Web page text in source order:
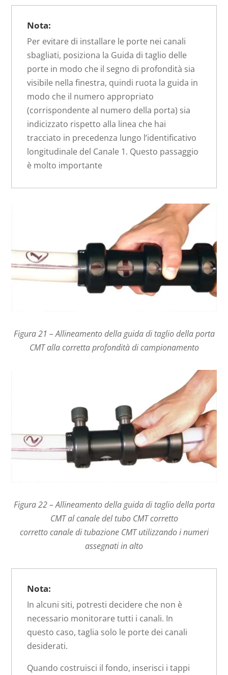
Nota:
Per evitare di installare le porte nei canali
sbagliati, posiziona la Guida di taglio delle
porte in modo che il segno di profondità sia
visibile nella finestra, quindi ruota la guida in
modo che il numero appropriato
(corrispondente al numero della porta) sia
indicizzato rispetto alla linea che hai
tracciato in precedenza lungo l’identificativo
longitudinale del Canale 1. Questo passaggio
è molto importante
Figura 21 – Allineamento della guida di taglio della porta
CMT alla corretta profondità di campionamento
Figura 22 – Allineamento della guida di taglio della porta
CMT al canale del tubo CMT corretto
corretto canale di tubazione CMT utilizzando i numeri
assegnati in alto
Nota:
In alcuni siti, potresti decidere che non è
necessario monitorare tutti i canali. In
questo caso, taglia solo le porte dei canali
desiderati.
Quando costruisci il fondo, inserisci i tappi